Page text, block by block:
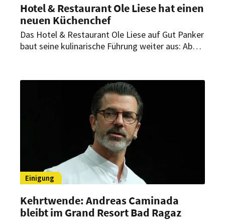
Hotel & Restaurant Ole Liese hat einen
neuen Küchenchef
Das Hotel & Restaurant Ole Liese auf Gut Panker
baut seine kulinarische Führung weiter aus: Ab
Küchendirektor Sascha Kurgan soll er die
kulinarische Ausrichtung des Hauses
Einigung
Kehrtwende: Andreas Caminada
bleibt im Grand Resort Bad Ragaz